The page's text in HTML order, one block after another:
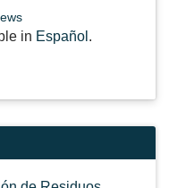
in Español .